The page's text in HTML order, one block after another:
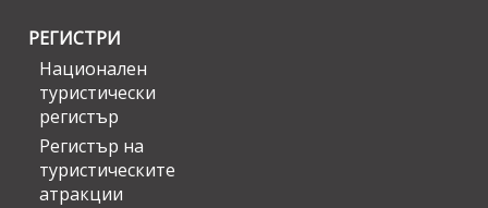
РЕГИСТРИ
Национален
туристически
регистър
Регистър на
туристическите
атракции